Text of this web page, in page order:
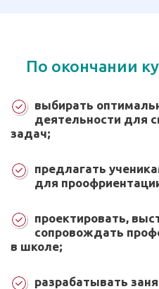
По окончании
выбирать
деятельности для
задач;
предлагать
для
проектировать,
сопровождать
в школе;
разрабатывать